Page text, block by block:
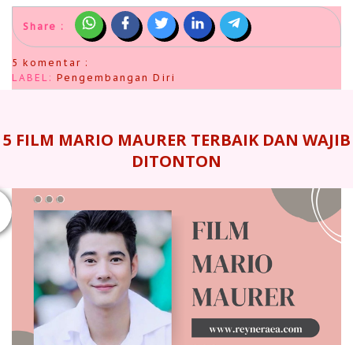
Share :
5 komentar :
LABEL: Pengembangan Diri
5 FILM MARIO MAURER TERBAIK DAN WAJIB
DITONTON